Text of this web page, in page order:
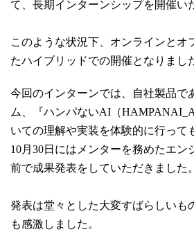
て、長期インターンシップを開催い
このような状況下、オンラインとオ
たハイブリッドでの開催となりまし
今回のインターンでは、自社製品で
ム、『ハンパないAI（
いての理解や実装を体験的に行って
10月30日にはメンターを務めたエン
前で成果発表をしていただきました。
発表は堂々とした大変すばらしいも
も感激しました。